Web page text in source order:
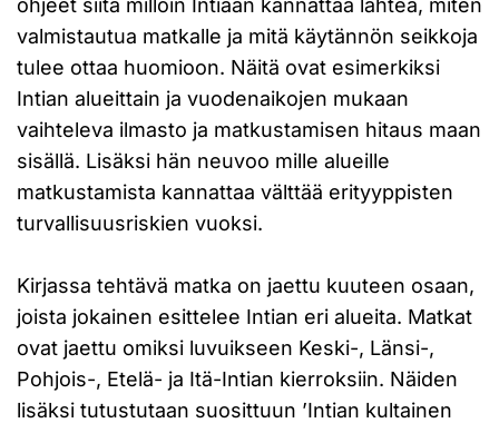
ohjeet siitä milloin Intiaan kannattaa lähteä, miten
valmistautua matkalle ja mitä käytännön seikkoja
tulee ottaa huomioon. Näitä ovat esimerkiksi
Intian alueittain ja vuodenaikojen mukaan
vaihteleva ilmasto ja matkustamisen hitaus maan
sisällä. Lisäksi hän neuvoo mille alueille
matkustamista kannattaa välttää erityyppisten
turvallisuusriskien vuoksi.
Kirjassa tehtävä matka on jaettu kuuteen osaan,
joista jokainen esittelee Intian eri alueita. Matkat
ovat jaettu omiksi luvuikseen Keski-, Länsi-,
Pohjois-, Etelä- ja Itä-Intian kierroksiin. Näiden
lisäksi tutustutaan suosittuun ’Intian kultainen